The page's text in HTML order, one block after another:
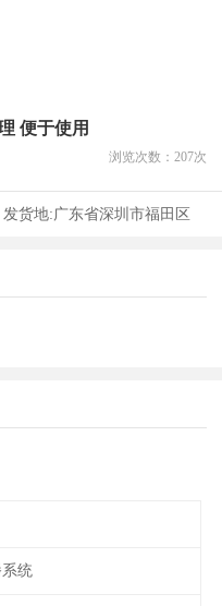
便于使用
浏览次数： 207次
发货地:广东省深圳市福田区
统